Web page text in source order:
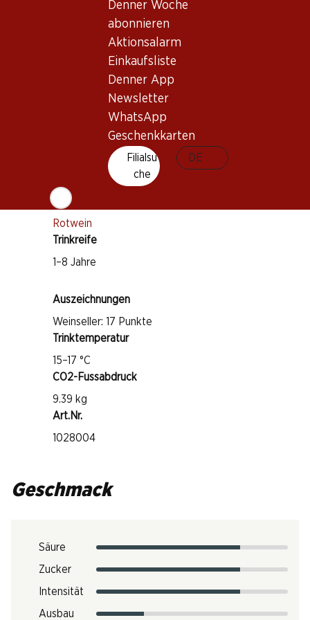
Denner Woche
abonnieren
Aktionsalarm
Einkaufsliste
Denner App
Newsletter
WhatsApp
Geschenkkarten
Filialsu
che
DE
Wissenswertes
Nero d'Avola
Perricone
Weintyp
Rotwein
Trinkreife
1–8 Jahre
Auszeichnungen
Weinseller: 17 Punkte
Trinktemperatur
15–17 °C
CO2-Fussabdruck
9.39 kg
Art.Nr.
1028004
Geschmack
Säure
Zucker
Intensität
Ausbau